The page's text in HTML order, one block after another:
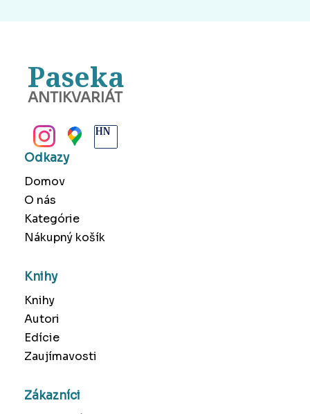
Paseka
ANTIKVARIÁT
Odkazy
Domov
O nás
Kategórie
Nákupný košík
Knihy
Knihy
Autori
Edície
Zaujímavosti
Zákazníci